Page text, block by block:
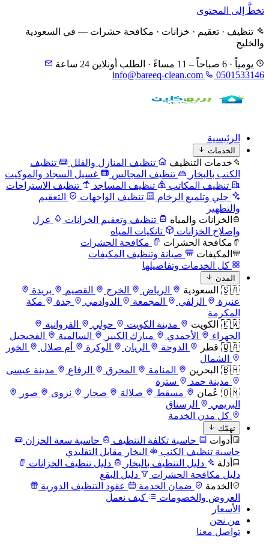
تخطَّ إلى المحتوى
تنظيف · تعقيم · خزانات · مكافحة حشرات — في السعودية
والخليج
يومياً · 6 صباحاً – 11 مساءً · الطلب أونلاين 24 ساعة
info@bareeq-clean.com
0501533146
الرئيسية
الخدمات
خدمات التنظيف تنظيف المنازل والفلل
تنظيف
الكنب بالبخار
تنظيف المجالس
غسيل السجاد والموكيت
تنظيف المكاتب
تنظيف المساجد
تنظيف الاستراحات
جلي وتلميع الرخام
تنظيف الواجهات
التعقيم
والتطهير
الخزانات والمياه
تنظيف وتعقيم الخزانات
عزل
وإصلاح الخزانات
تانكيات المياه
مكافحة الحشرات
مكافحة الحشرات
المكيفات
صيانة وتنظيف المكيفات
كل الخدمات وتفاصيلها
المدن
🇸🇦 السعودية الرياض الخرج القصيم
بريدة
عنيزة
الزلفي المجمعة الدوادمي جدة
مكة
المكرمة
🇰🇼 الكويت
مدينة الكويت حولي
الفروانية
الجهراء
الأحمدي مبارك الكبير السالمية
الفحيحيل
🇶🇦 قطر
الدوحة الريان الوكرة أم صلال
الخور
الشمال
🇧🇭 البحرين
المنامة المحرق الرفاع
مدينة عيسى
مدينة حمد
سترة
🇴🇲 عُمان
مسقط صلالة صحار نزوى
صور
البريمي
الرستاق
كل مدن الخدمة
تهمّك
أدوات حاسبة تكلفة التنظيف
حاسبة سعة الخزان
حاسبة تنظيف الكنب
البخار مقابل التقليدي
أدلة
دليل التنظيف بالبخار
دليل تنظيف الخزانات
دليل مكافحة الحشرات
دليل البقع
الخدمة
ضمان الخدمة
عقود التنظيف الدورية
العروض والخصومات
كيف نعمل
الأسعار
من نحن
تواصل معنا